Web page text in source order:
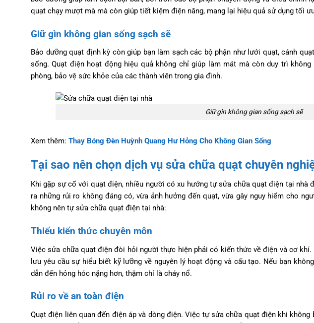
quạt chạy mượt mà mà còn giúp tiết kiệm điện năng, mang lại hiệu quả sử dụng tối
Giữ gìn không gian sống sạch sẽ
Bảo dưỡng quạt định kỳ còn giúp bạn làm sạch các bộ phận như lưới quạt, cánh
sống. Quạt điện hoạt động hiệu quả không chỉ giúp làm mát mà còn duy trì
phòng, bảo vệ sức khỏe của các thành viên trong gia đình.
Giữ gìn không gian sống sạch sẽ
Xem thêm: Thay Bóng Đèn Huỳnh Quang Hư Hỏng Cho Không Gian Sống
Tại sao nên chọn dịch vụ sửa chữa quạt chuyên
Khi gặp sự cố với quạt điện, nhiều người có xu hướng tự sửa chữa quạt điện tại nhà
ra những rủi ro không đáng có, vừa ảnh hưởng đến quạt, vừa gây nguy hiểm cho
không nên tự sửa chữa quạt điện tại nhà:
Thiếu kiến thức chuyên môn
Việc sửa chữa quạt điện đòi hỏi người thực hiện phải có kiến thức về điện và cơ
lưu yêu cầu sự hiểu biết kỹ lưỡng về nguyên lý hoạt động và cấu tạo. Nếu bạn
dẫn đến hỏng hóc nặng hơn, thậm chí là cháy nổ.
Rủi ro về an toàn điện
Quạt điện liên quan đến điện áp và dòng điện. Việc tự sửa chữa quạt điện khi